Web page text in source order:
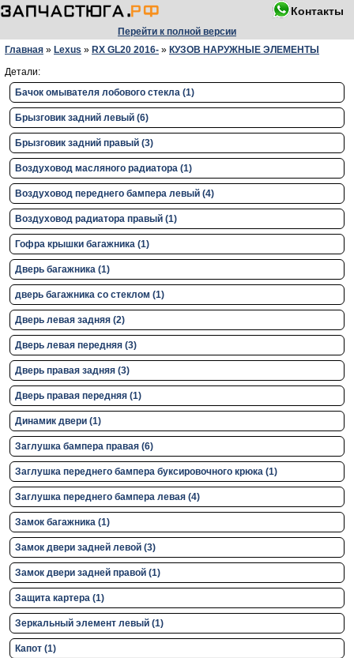
Контакты
Перейти к полной версии
Главная » Lexus » RX GL20 2016- » КУЗОВ НАРУЖНЫЕ ЭЛЕМЕНТЫ
Детали:
Бачок омывателя лобового стекла (1)
Брызговик задний левый (6)
Брызговик задний правый (3)
Воздуховод масляного радиатора (1)
Воздуховод переднего бампера левый (4)
Воздуховод радиатора правый (1)
Гофра крышки багажника (1)
Дверь багажника (1)
дверь багажника со стеклом (1)
Дверь левая задняя (2)
Дверь левая передняя (3)
Дверь правая задняя (3)
Дверь правая передняя (1)
Динамик двери (1)
Заглушка бампера правая (6)
Заглушка переднего бампера буксировочного крюка (1)
Заглушка переднего бампера левая (4)
Замок багажника (1)
Замок двери задней левой (3)
Замок двери задней правой (1)
Защита картера (1)
Зеркальный элемент левый (1)
Капот (1)